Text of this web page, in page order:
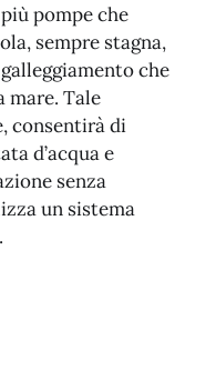
pompe che
sempre stagna,
che
mare. Tale
consentirà di
d’acqua e
senza
un sistema